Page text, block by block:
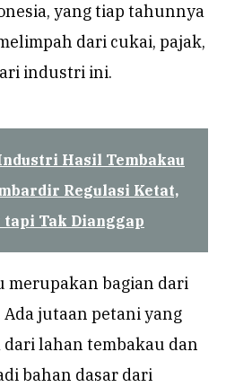
yang tiap tahunnya
dari cukai, pajak,
industri ini.
Hasil Tembakau
Regulasi Ketat,
Tak Dianggap
merupakan bagian dari
jutaan petani yang
lahan tembakau dan
bahan dasar dari